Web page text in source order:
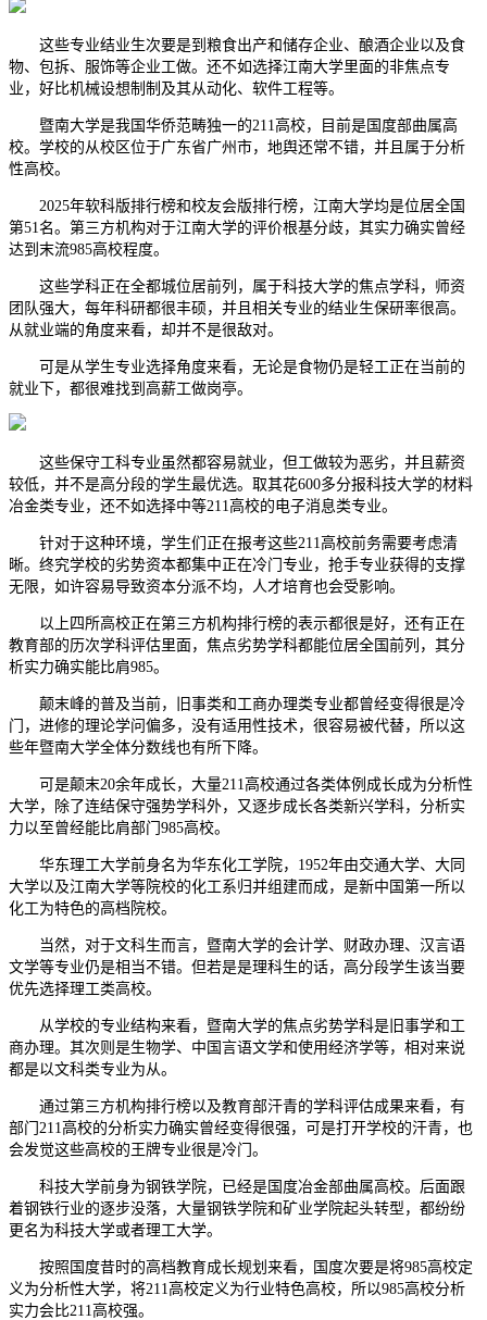
这些专业结业生次要是到粮食出产和储存企业、酿酒企业以及食
物、包拆、服饰等企业工做。还不如选择江南大学里面的非焦点专
业，好比机械设想制制及其从动化、软件工程等。
暨南大学是我国华侨范畴独一的211高校，目前是国度部曲属高
校。学校的从校区位于广东省广州市，地舆还常不错，并且属于分析
性高校。
2025年软科版排行榜和校友会版排行榜，江南大学均是位居全国
第51名。第三方机构对于江南大学的评价根基分歧，其实力确实曾经
达到末流985高校程度。
这些学科正在全都城位居前列，属于科技大学的焦点学科，师资
团队强大，每年科研都很丰硕，并且相关专业的结业生保研率很高。
从就业端的角度来看，却并不是很敌对。
可是从学生专业选择角度来看，无论是食物仍是轻工正在当前的
就业下，都很难找到高薪工做岗亭。
这些保守工科专业虽然都容易就业，但工做较为恶劣，并且薪资
较低，并不是高分段的学生最优选。取其花600多分报科技大学的材料
冶金类专业，还不如选择中等211高校的电子消息类专业。
针对于这种环境，学生们正在报考这些211高校前务需要考虑清
晰。终究学校的劣势资本都集中正在冷门专业，抢手专业获得的支撑
无限，如许容易导致资本分派不均，人才培育也会受影响。
以上四所高校正在第三方机构排行榜的表示都很是好，还有正在
教育部的历次学科评估里面，焦点劣势学科都能位居全国前列，其分
析实力确实能比肩985。
颠末峰的普及当前，旧事类和工商办理类专业都曾经变得很是冷
门，进修的理论学问偏多，没有适用性技术，很容易被代替，所以这
些年暨南大学全体分数线也有所下降。
可是颠末20余年成长，大量211高校通过各类体例成长成为分析性
大学，除了连结保守强势学科外，又逐步成长各类新兴学科，分析实
力以至曾经能比肩部门985高校。
华东理工大学前身名为华东化工学院，1952年由交通大学、大同
大学以及江南大学等院校的化工系归并组建而成，是新中国第一所以
化工为特色的高档院校。
当然，对于文科生而言，暨南大学的会计学、财政办理、汉言语
文学等专业仍是相当不错。但若是是理科生的话，高分段学生该当要
优先选择理工类高校。
从学校的专业结构来看，暨南大学的焦点劣势学科是旧事学和工
商办理。其次则是生物学、中国言语文学和使用经济学等，相对来说
都是以文科类专业为从。
通过第三方机构排行榜以及教育部汗青的学科评估成果来看，有
部门211高校的分析实力确实曾经变得很强，可是打开学校的汗青，也
会发觉这些高校的王牌专业很是冷门。
科技大学前身为钢铁学院，已经是国度冶金部曲属高校。后面跟
着钢铁行业的逐步没落，大量钢铁学院和矿业学院起头转型，都纷纷
更名为科技大学或者理工大学。
按照国度昔时的高档教育成长规划来看，国度次要是将985高校定
义为分析性大学，将211高校定义为行业特色高校，所以985高校分析
实力会比211高校强。